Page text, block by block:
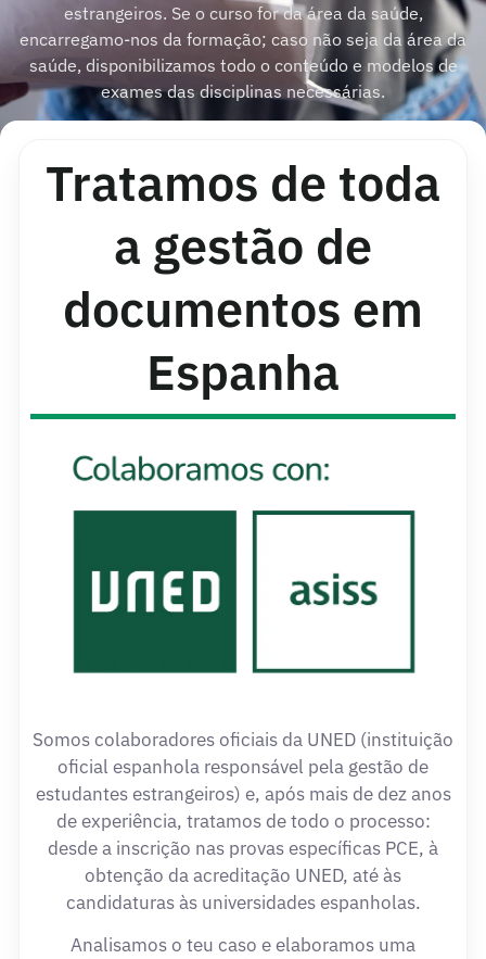
estrangeiros. Se o curso for da área da saúde,
encarregamo-nos da formação; caso não seja da área da
saúde, disponibilizamos todo o conteúdo e modelos de
exames das disciplinas necessárias.
Tratamos de toda
a gestão de
documentos em
Espanha
Somos colaboradores oficiais da UNED (instituição
oficial espanhola responsável pela gestão de
estudantes estrangeiros) e, após mais de dez anos
de experiência, tratamos de todo o processo:
desde a inscrição nas provas específicas PCE, à
obtenção da acreditação UNED, até às
candidaturas às universidades espanholas.
Analisamos o teu caso e elaboramos uma